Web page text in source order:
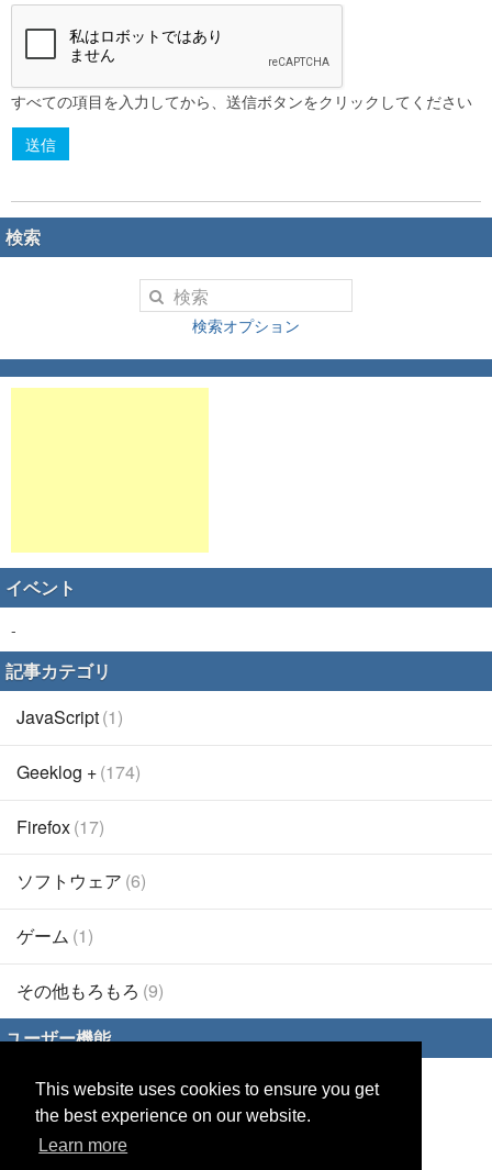
This website uses cookies to ensure you get
the best experience on our website.
Learn more
すべての項目を入力してから、送信ボタンをクリックしてください
送信
検索
検索オプション
イベント
-
記事カテゴリ
JavaScript(1)
Geeklog +(174)
Firefox(17)
ソフトウェア (6)
ゲーム (1)
その他もろもろ (9)
ユーザー機能
ログイン
パスワード再設定
リモートログイン